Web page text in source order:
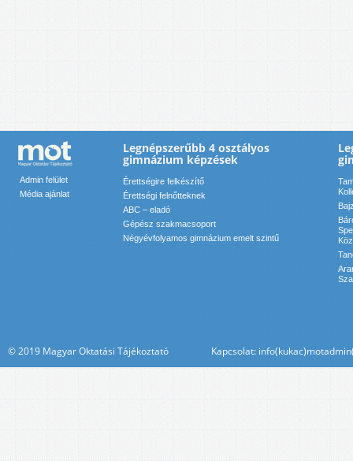
Admin felület
Média ajánlat
Legnépszerűbb 4 osztályos
gimnázium képzések
Érettségire felkészítő
Érettségi felnőtteknek
ABC – eladó
Gépész szakmacsoport
Négyévfolyamos gimnázium emelt szintű
© 2019 Magyar Oktatási Tájékoztató Kapcsolat: